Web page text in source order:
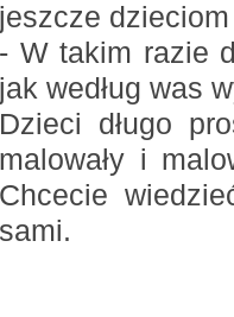
jeszcze
- W takim razie
jak według was
Dzieci długo
malowały i
Chcecie
sami.